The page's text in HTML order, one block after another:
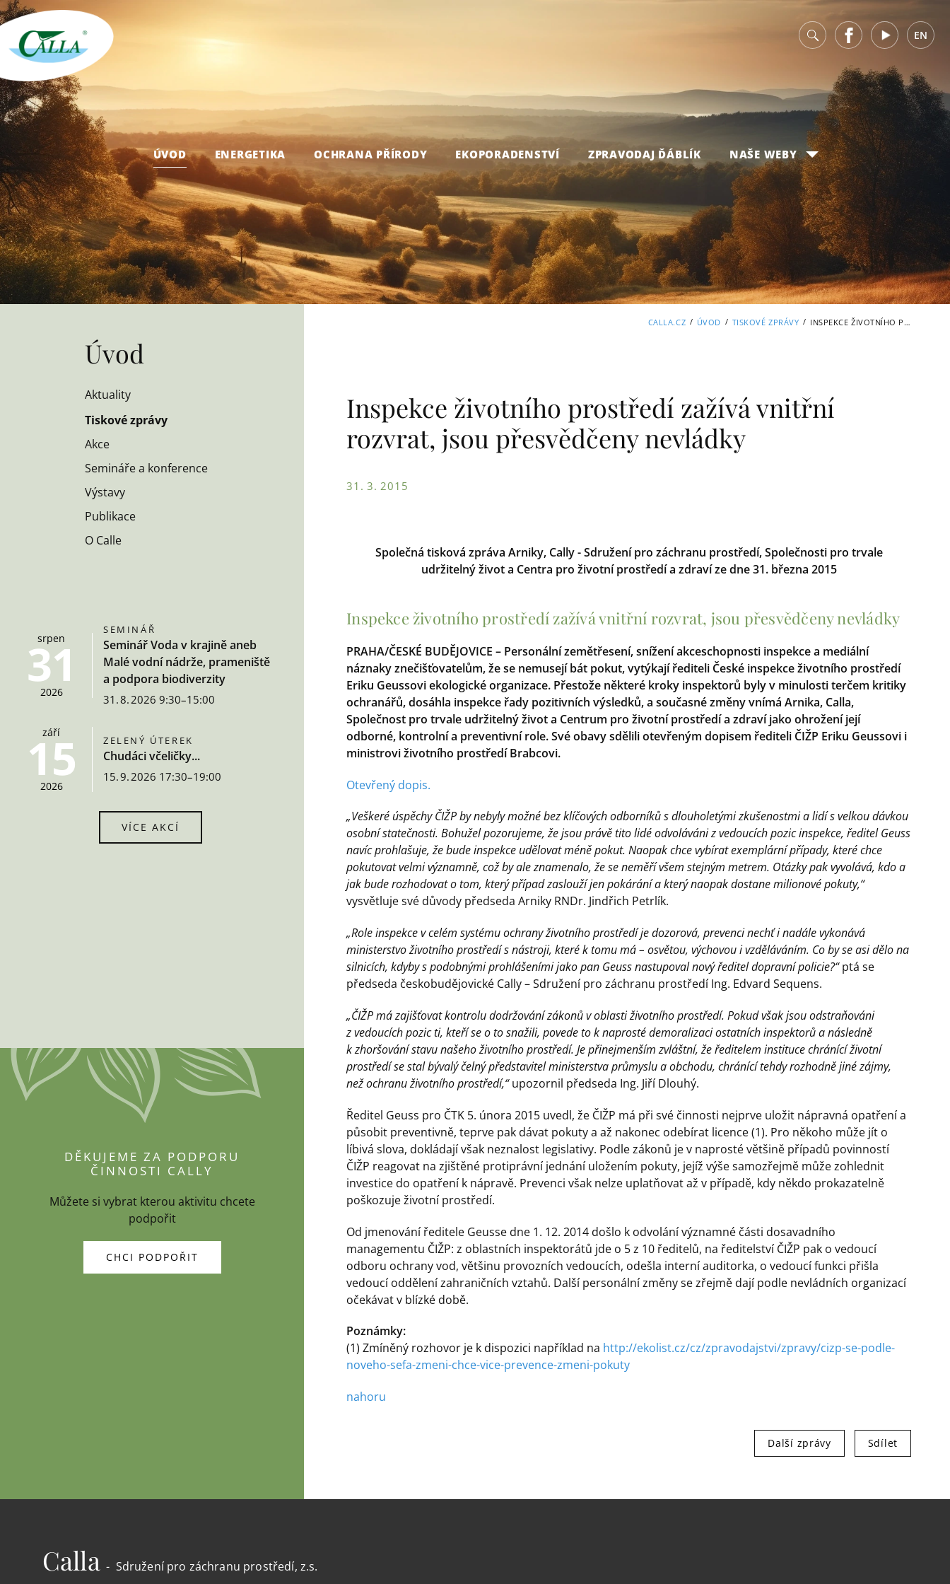
v FacebookYoutube EN
ÚVOD ENERGETIKA OCHRANA PŘÍRODY EKOPORADENSTVÍ ZPRAVODAJ ĎÁBLÍK NAŠE WEBY
CALLA.CZ / ÚVOD / TISKOVÉ ZPRÁVY / INSPEKCE ŽIVOTNÍHO PROSTŘEDÍ ZAŽÍVÁ VNITŘNÍ ROZVRAT, JSOU PŘESVĚDČENY NEVLÁDKY
Úvod
Aktuality
Tiskové zprávy
Akce
Semináře a konference
Výstavy
Publikace
O Calle
srpen
31
2026
SEMINÁŘ
Seminář Voda v krajině aneb
Malé vodní nádrže, prameniště
a podpora biodiverzity
31. 8. 2026 9:30–15:00
září
15
2026
ZELENÝ ÚTEREK
Chudáci včeličky...
15. 9. 2026 17:30–19:00
VÍCE AKCÍ
Inspekce životního prostředí zažívá vnitřní
rozvrat, jsou přesvědčeny nevládky
31. 3. 2015
Společná tisková zpráva Arniky, Cally - Sdružení pro záchranu prostředí, Společnosti pro trvale
udržitelný život a Centra pro životní prostředí a zdraví ze dne 31. března 2015
Inspekce životního prostředí zažívá vnitřní rozvrat, jsou přesvědčeny nevládky
PRAHA/ČESKÉ BUDĚJOVICE – Personální zemětřesení, snížení akceschopnosti inspekce a mediální
náznaky znečišťovatelům, že se nemusejí bát pokut, vytýkají řediteli České inspekce životního prostředí
Eriku Geussovi ekologické organizace. Přestože některé kroky inspektorů byly v minulosti terčem kritiky
ochranářů, dosáhla inspekce řady pozitivních výsledků, a současné změny vnímá Arnika, Calla,
Společnost pro trvale udržitelný život a Centrum pro životní prostředí a zdraví jako ohrožení její
odborné, kontrolní a preventivní role. Své obavy sdělili otevřeným dopisem řediteli ČIŽP Eriku Geussovi i
ministrovi životního prostředí Brabcovi.
Otevřený dopis.
„Veškeré úspěchy ČIŽP by nebyly možné bez klíčových odborníků s dlouholetými zkušenostmi a lidí s velkou dávkou
osobní statečnosti. Bohužel pozorujeme, že jsou právě tito lidé odvoláváni z vedoucích pozic inspekce, ředitel Geuss
navíc prohlašuje, že bude inspekce udělovat méně pokut. Naopak chce vybírat exemplární případy, které chce
pokutovat velmi významně, což by ale znamenalo, že se neměří všem stejným metrem. Otázky pak vyvolává, kdo a
jak bude rozhodovat o tom, který případ zaslouží jen pokárání a který naopak dostane milionové pokuty,“
vysvětluje své důvody předseda Arniky RNDr. Jindřich Petrlík.
„Role inspekce v celém systému ochrany životního prostředí je dozorová, prevenci nechť i nadále vykonává
ministerstvo životního prostředí s nástroji, které k tomu má – osvětou, výchovou i vzděláváním. Co by se asi dělo na
silnicích, kdyby s podobnými prohlášeními jako pan Geuss nastupoval nový ředitel dopravní policie?“ptá se
předseda českobudějovické Cally – Sdružení pro záchranu prostředí Ing. Edvard Sequens.
„ČIŽP má zajišťovat kontrolu dodržování zákonů v oblasti životního prostředí. Pokud však jsou odstraňováni
z vedoucích pozic ti, kteří se o to snažili, povede to k naprosté demoralizaci ostatních inspektorů a následně
k zhoršování stavu našeho životního prostředí. Je přinejmenším zvláštní, že ředitelem instituce chránící životní
prostředí se stal bývalý čelný představitel ministerstva průmyslu a obchodu, chránící tehdy rozhodně jiné zájmy,
než ochranu životního prostředí,“upozornil předseda Ing. Jiří Dlouhý.
Ředitel Geuss pro ČTK 5. února 2015 uvedl, že ČIŽP má při své činnosti nejprve uložit nápravná opatření a
působit preventivně, teprve pak dávat pokuty a až nakonec odebírat licence (1). Pro někoho může jít o
líbivá slova, dokládají však neznalost legislativy. Podle zákonů je v naprosté většině případů povinností
ČIŽP reagovat na zjištěné protiprávní jednání uložením pokuty, jejíž výše samozřejmě může zohlednit
investice do opatření k nápravě. Prevenci však nelze uplatňovat až v případě, kdy někdo prokazatelně
poškozuje životní prostředí.
Od jmenování ředitele Geusse dne 1. 12. 2014 došlo k odvolání významné části dosavadního
managementu ČIŽP: z oblastních inspektorátů jde o 5 z 10 ředitelů, na ředitelství ČIŽP pak o vedoucí
odboru ochrany vod, většinu provozních vedoucích, odešla interní auditorka, o vedoucí funkci přišla
vedoucí oddělení zahraničních vztahů. Další personální změny se zřejmě dají podle nevládních organizací
očekávat v blízké době.
Poznámky:
(1) Zmíněný rozhovor je k dispozici například na http://ekolist.cz/cz/zpravodajstvi/zpravy/cizp-se-podle-
noveho-sefa-zmeni-chce-vice-prevence-zmeni-pokuty
nahoru
Další zprávy Sdílet
DĚKUJEME ZA PODPORU
ČINNOSTI CALLY
Můžete si vybrat kterou aktivitu chcete
podpořit
CHCI PODPOŘIT
Calla- Sdružení pro záchranu prostředí, z.s.